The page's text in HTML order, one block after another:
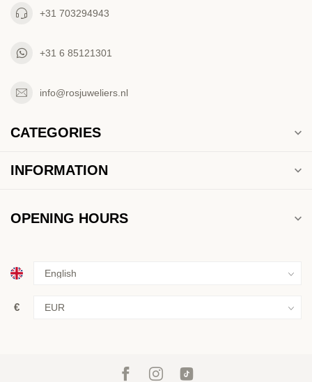
+31 703294943
+31 6 85121301
info@rosjuweliers.nl
CATEGORIES
INFORMATION
OPENING HOURS
€